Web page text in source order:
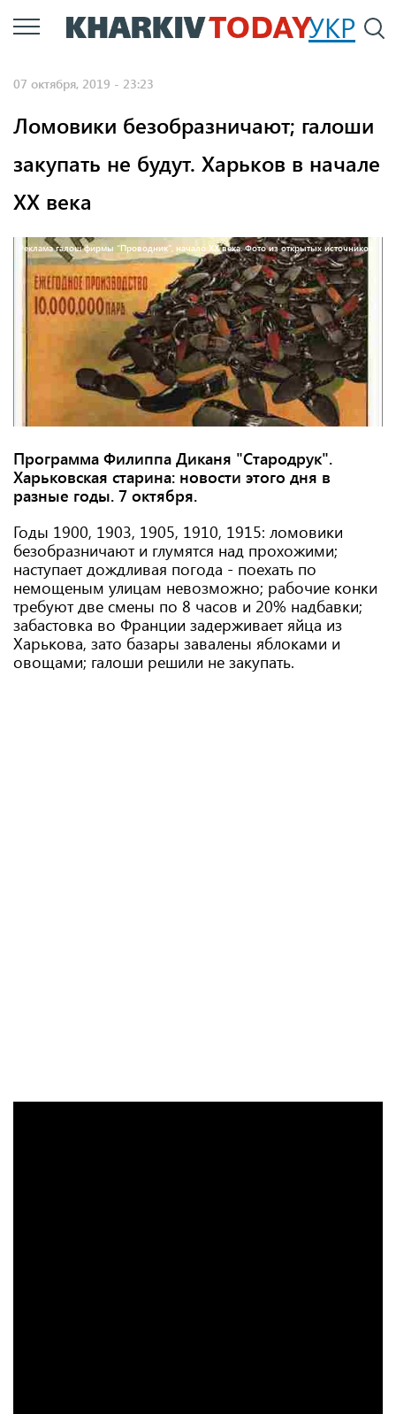
Перейти
к
УКР
07 октября, 2019 - 23:23
Ломовики безобразничают; галоши
закупать не будут. Харьков в начале
XX века
Реклама галош фирмы "Проводник", начало ХХ века. Фото из открытых источников
Программа Филиппа Диканя "Стародрук".
Харьковская старина: новости этого дня в
разные годы. 7 октября.
Годы 1900, 1903, 1905, 1910, 1915: ломовики
безобразничают и глумятся над прохожими;
наступает дождливая погода - поехать по
немощеным улицам невозможно; рабочие конки
требуют две смены по 8 часов и 20% надбавки;
забастовка во Франции задерживает яйца из
Харькова, зато базары завалены яблоками и
овощами; галоши решили не закупать.